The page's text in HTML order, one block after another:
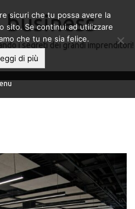
i segreti dei grandi imprenditori!
sicuri che tu possa avere la
sito. Se continui ad utilizzare
che tu ne sia felice.
di più